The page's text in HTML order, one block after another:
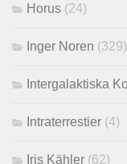
Horus (24)
Inger Noren (329)
Intergalaktiska
Intraterrestier (4)
Iris Kähler (62)